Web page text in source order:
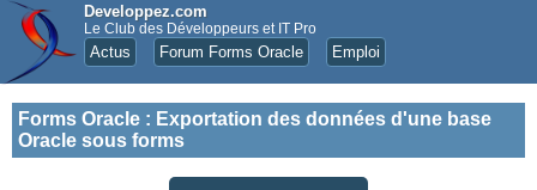
Developpez.com
Le Club des Développeurs et IT Pro
Actus Forum Forms Oracle Emploi
Forms Oracle : Exportation des données d'une base
Oracle sous forms